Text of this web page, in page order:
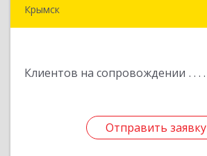
Крымск
Клиентов на сопровождении
Отправить заявку
Отправить заявку